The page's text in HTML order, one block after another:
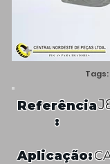
Tags:
Referência
:
Aplicação: